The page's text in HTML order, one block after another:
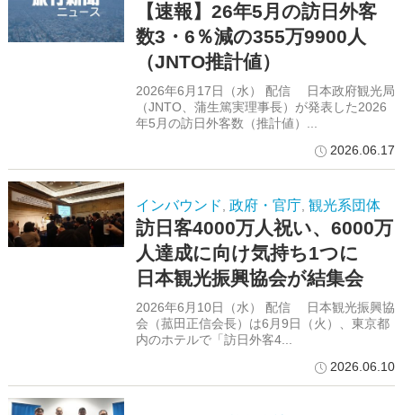
【速報】26年5月の訪日外客
数3・6％減の355万9900人
（JNTO推計値）
2026年6月17日（水） 配信 日本政府観光局
（JNTO、蒲生篤実理事長）が発表した2026
年5月の訪日外客数（推計値）...
2026.06.17
インバウンド, 政府・官庁, 観光系団体
訪日客4000万人祝い、6000万
人達成に向け気持ち1つに
日本観光振興協会が結集会
2026年6月10日（水） 配信 日本観光振興協
会（菰田正信会長）は6月9日（火）、東京都
内のホテルで「訪日外客4...
2026.06.10